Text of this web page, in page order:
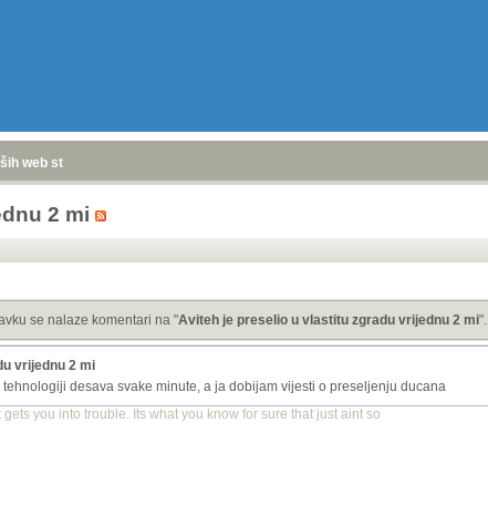
web stranica
2 mi
se nalaze komentari na "Aviteh je preselio u vlastitu zgradu vrijednu 2 mi".
vrijednu 2 mi
desava svake minute, a ja dobijam vijesti o preseljenju ducana
you into trouble. Its what you know for sure that just aint so